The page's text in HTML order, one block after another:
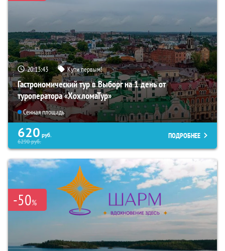
20:13:42 Купи первым!
Гастрономический тур в Выборг на 1 день от
туроператора «ХохломаТур»
Сенная площадь
620 руб.
6290руб.
ПОДРОБНЕЕ
-50%